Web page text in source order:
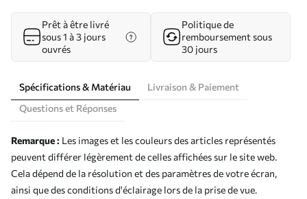
Prêt à être livré
sous 1 à 3 jours
ouvrés
Politique de
remboursement sous
30 jours
Spécifications & Matériau
Livraison & Paiement
Questions et Réponses
Remarque : Les images et les couleurs des articles représentés
peuvent différer légèrement de celles affichées sur le site web.
Cela dépend de la résolution et des paramètres de votre écran,
ainsi que des conditions d'éclairage lors de la prise de vue.